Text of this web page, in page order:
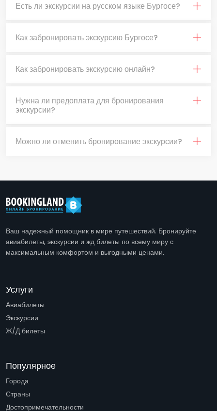
Есть ли экскурсии на русском языке Бургосе?
Как забронировать экскурсию Бургосе?
Как забронировать экскурсию онлайн?
Нужна ли предоплата для бронирования
экскурсии?
Можно ли отменить бронирование экскурсии?
Ваш надежный помощник в мире путешествий. Бронируйте
авиабилеты, экскурсии и жд билеты по всему миру с
максимальным комфортом и выгодными ценами.
Услуги
Авиабилеты
Экскурсии
Ж/Д билеты
Популярное
Города
Страны
Достопримечательности